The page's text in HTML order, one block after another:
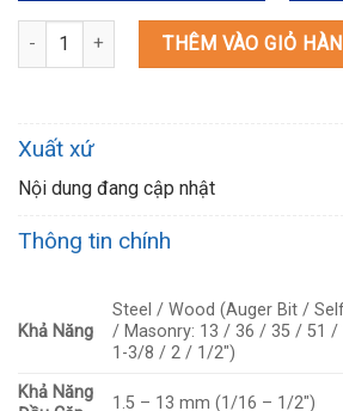
DHP487RFJ MÁY KHOAN BÚA, VẶN VÍT
THÊM VÀO GIỎ
Xuất xứ
Nội dung đang cập nhật
Thông tin chính
Khả Năng
Steel / Wood (Auger Bit /
/ Masonry: 13 / 36 / 35 / 51
1-3/8 / 2 / 1/2″)
Khả Năng
1.5 – 13 mm (1/16 – 1/2″)